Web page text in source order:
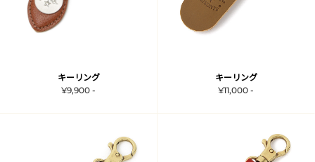
キーリング
¥9,900 -
キーリング
¥11,000 -